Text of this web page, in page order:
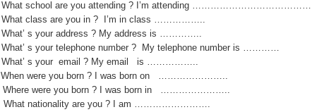
What school are you attending ? I’m attending …………………………………
What class are you in ? I’m in class ……………..
What’ s your address ? My address is …………..
What’ s your telephone number ? My telephone number is …………
What’ s your email ? My email is ……………..
When were you born ? I was born on …………………..
Where were you born ? I was born in …………………..
What nationality are you ? I am …………………….